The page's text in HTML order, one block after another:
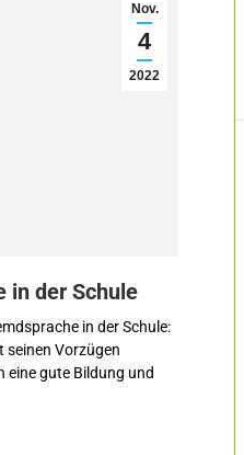
Nov.
4
2022
in der Schule
in der Schule:
seinen Vorzügen
eine gute Bildung und